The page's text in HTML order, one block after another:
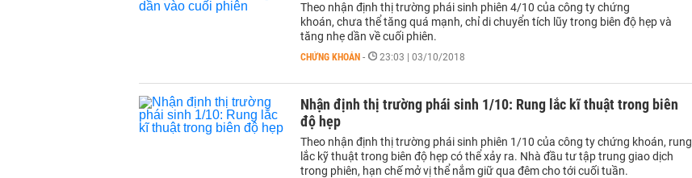
Theo nhận định thị trường phái sinh phiên 4/10 của công ty chứng
khoán, chưa thể tăng quá mạnh, chỉ di chuyển tích lũy trong biên độ hẹp và
tăng nhẹ dần về cuối phiên.
CHỨNG KHOÁN - 23:03 | 03/10/2018
Nhận định thị trường phái sinh 1/10: Rung lắc kĩ thuật trong biên
độ hẹp
Theo nhận định thị trường phái sinh phiên 1/10 của công ty chứng khoán, rung
lắc kỹ thuật trong biên độ hẹp có thể xảy ra. Nhà đầu tư tập trung giao dịch
trong phiên, hạn chế mở vị thể nắm giữ qua đêm cho tới cuối tuần.